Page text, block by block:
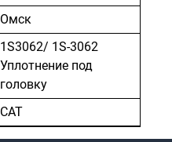
Омск
1S3062/ 1S-3062
Уплотнение под
головку
САТ